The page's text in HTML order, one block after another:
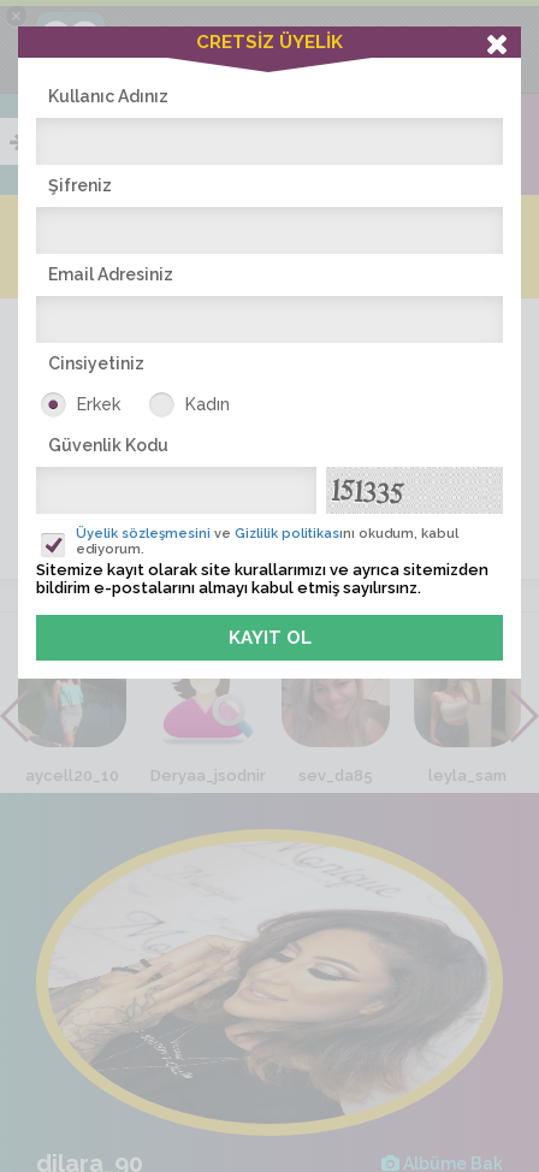
×
Ciddiask Uygulaması
+1 Hafta Gold Üyelik Kazan
Bedava - com.ciddi.ask
İNDİR
ÜYE ARA
VİTRİN
aycell20_10 Deryaa_jsodnir sev_da85 leyla_sam
dilara_90 Albüme Bak
CRETSİZ ÜYELİK
Kullanıc Adınız
Şifreniz
Email Adresiniz
Cinsiyetiniz
Erkek Kadın
Güvenlik Kodu
Üyelik sözleşmesini ve Gizlilik politikasını okudum, kabul
ediyorum.
Sitemize kayıt olarak site kurallarımızı ve ayrıca sitemizden
bildirim e-postalarını almayı kabul etmiş sayılırsınz.